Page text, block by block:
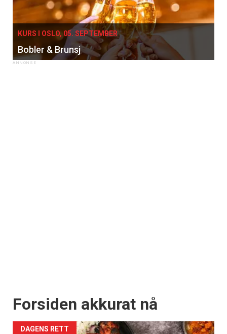
KURS I OSLO, 05. SEPTEMBER
Bobler & Brunsj
Forsiden akkurat nå
DAGENS RETT